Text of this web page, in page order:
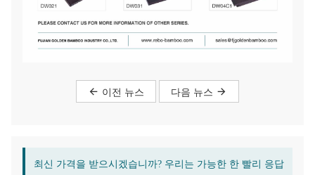
이전 뉴스 다음 뉴스
최신 가격을 받으시겠습니까? 우리는 가능한 한 빨리 응답